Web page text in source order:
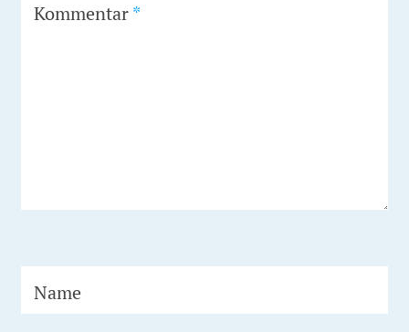
Kommentar*
Name